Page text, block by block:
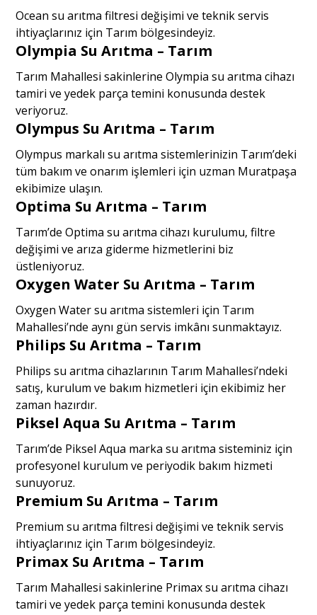
Ocean su arıtma filtresi değişimi ve teknik servis
ihtiyaçlarınız için Tarım bölgesindeyiz.
Olympia Su Arıtma – Tarım
Tarım Mahallesi sakinlerine Olympia su arıtma cihazı
tamiri ve yedek parça temini konusunda destek
veriyoruz.
Olympus Su Arıtma – Tarım
Olympus markalı su arıtma sistemlerinizin Tarım’deki
tüm bakım ve onarım işlemleri için uzman Muratpaşa
ekibimize ulaşın.
Optima Su Arıtma – Tarım
Tarım’de Optima su arıtma cihazı kurulumu, filtre
değişimi ve arıza giderme hizmetlerini biz
üstleniyoruz.
Oxygen Water Su Arıtma – Tarım
Oxygen Water su arıtma sistemleri için Tarım
Mahallesi’nde aynı gün servis imkânı sunmaktayız.
Philips Su Arıtma – Tarım
Philips su arıtma cihazlarının Tarım Mahallesi’ndeki
satış, kurulum ve bakım hizmetleri için ekibimiz her
zaman hazırdır.
Piksel Aqua Su Arıtma – Tarım
Tarım’de Piksel Aqua marka su arıtma sisteminiz için
profesyonel kurulum ve periyodik bakım hizmeti
sunuyoruz.
Premium Su Arıtma – Tarım
Premium su arıtma filtresi değişimi ve teknik servis
ihtiyaçlarınız için Tarım bölgesindeyiz.
Primax Su Arıtma – Tarım
Tarım Mahallesi sakinlerine Primax su arıtma cihazı
tamiri ve yedek parça temini konusunda destek